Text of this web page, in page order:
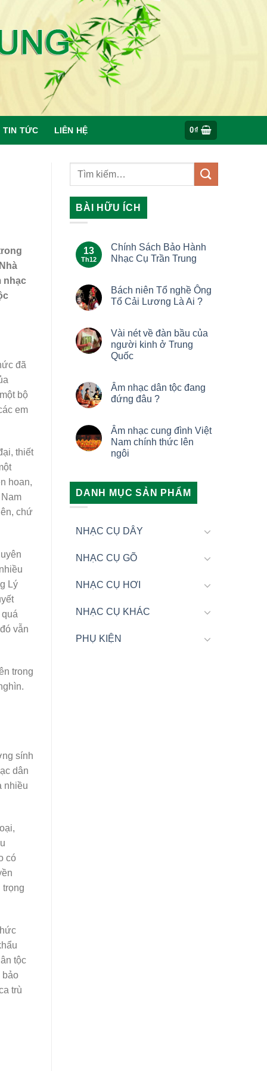
TIN TỨC LIÊN HỆ 0₫
nhạc
đã
bộ
em
thiết
hoan,
chứ
Lý
vẫn
trong
sính
dân
nhiều
có
trọng
tộc
bảo
trù
BÀI HỮU ÍCH
13
Th12
Chính Sách Bảo Hành
Nhạc Cụ Trần Trung
Bách niên Tổ nghề Ông
Tổ Cải Lương Là Ai ?
Vài nét về đàn bầu của
người kinh ở Trung
Quốc
Âm nhạc dân tộc đang
đứng đâu ?
Âm nhạc cung đình Việt
Nam chính thức lên
ngôi
DANH MỤC SẢN PHẨM
NHẠC CỤ DÂY
NHẠC CỤ GÕ
NHẠC CỤ HƠI
NHẠC CỤ KHÁC
PHỤ KIỆN